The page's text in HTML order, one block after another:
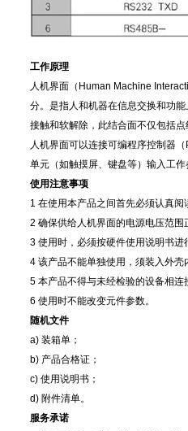
工作原理
人机界面（Human Machine
分。是指人和机器在信息交换和功
接触和软解除，此结合面不仅包括
人机界面可以连接可编程序控制器
单元（如触摸屏、键盘等）输入工
使用注意事项
1 在使用本产品之间首先必须认真阅
2 确保供给人机界面的电源电压范
3 使用时，必须按硬件使用说明书进
4 该产品不能单独使用，须装入外
5 本产品不得与未经检验的设备相
6 使用时不能改变元件参数。
随机文件
a) 装箱单；
b) 产品合格证；
c) 使用说明书；
d) 附件清单。
服务承诺